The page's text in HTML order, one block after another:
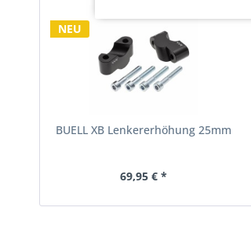
NEU
BUELL XB Lenkererhöhung 25mm
69,95 € *